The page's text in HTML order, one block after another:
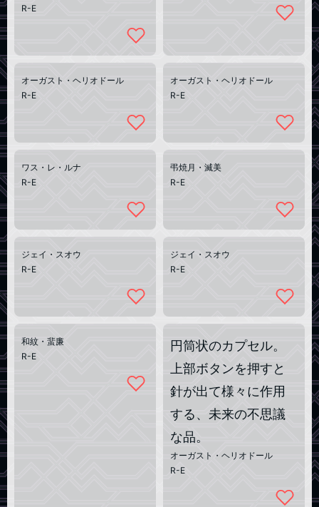
R-E
オーガスト・ヘリオドール
R-E
オーガスト・ヘリオドール
R-E
ワス・レ・ルナ
R-E
弔焼月・滅美
R-E
ジェイ・スオウ
R-E
ジェイ・スオウ
R-E
和紋・蜚廉
R-E
円筒状のカプセル。
上部ボタンを押すと
針が出て様々に作用
する、未来の不思議
な品。
オーガスト・ヘリオドール
R-E